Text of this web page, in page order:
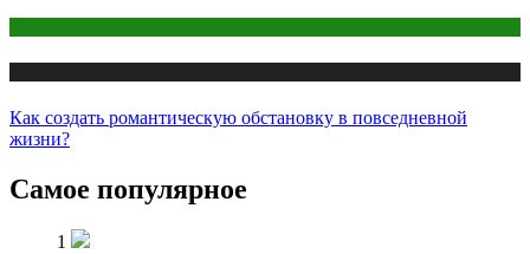
Как создать романтическую обстановку в повседневной
жизни?
Самое популярное
1